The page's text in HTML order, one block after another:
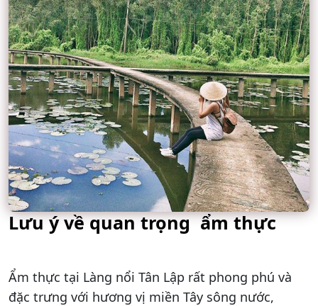
Lưu ý về quan trọng ẩm thực
Ẩm thực tại Làng nổi Tân Lập rất phong phú và
đặc trưng với hương vị miền Tây sông nước,